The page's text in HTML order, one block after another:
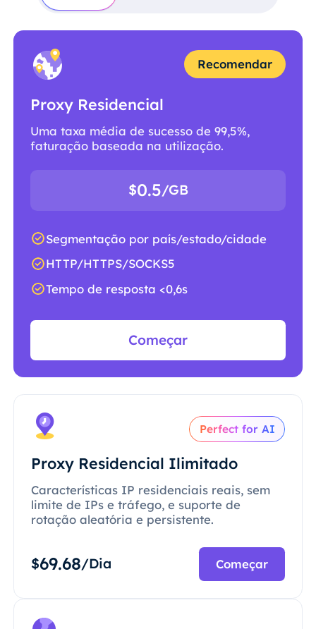
Recomendar
Proxy Residencial
Uma taxa média de sucesso de 99,5%,
faturação baseada na utilização.
$0.5/GB
Segmentação por país/estado/cidade
HTTP/HTTPS/SOCKS5
Tempo de resposta <0,6s
Começar
Perfect for AI
Proxy Residencial Ilimitado
Características IP residenciais reais, sem
limite de IPs e tráfego, e suporte de
rotação aleatória e persistente.
$69.68/Dia Começar